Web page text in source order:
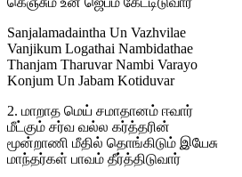
Sanjalamadaintha Un Vazhvilae
Vanjikum Logathai Nambidathae
Thanjam Tharuvar Nambi Varayo
Konjum Un Jabam Kotiduvar
2. மாறாத மெய் சமாதானம் ஈவார்
மீட்கும் சர்வ வல்ல கர்த்தரின்
மூன்றாணி மீதில் தொங்கிடும் இயேசு
மாந்தர்கள் பாவம் தீர்த்திடுவார்